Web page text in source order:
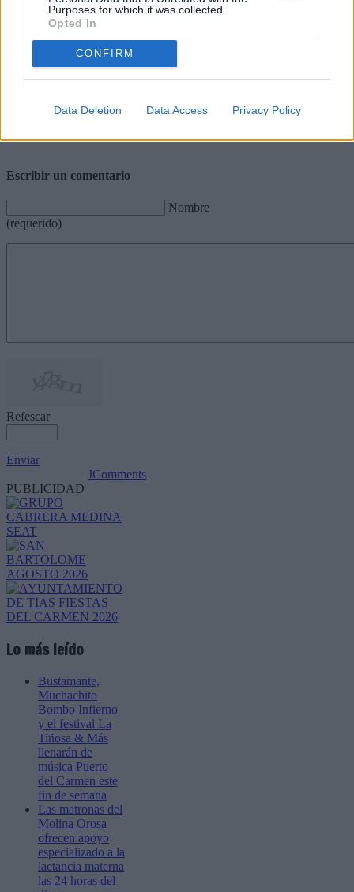
Purposes for which it was collected.
Opted In
CONFIRM
Data Deletion Data Access Privacy Policy
Con esta actuación, el Consejo Insular
de Aguas da un paso decisivo
para corregir una problemática
histórica en Argana, reforzando la
anticipándose a los efectos de futuros
episodios meteorológicos adversos.
Escribir un comentario
Nombre
(requerido)
Refescar
Enviar
JComments
PUBLICIDAD
Lo más leído
Bustamante,
Muchachito
Bombo Infierno
y el festival La
Tiñosa & Más
llenarán de
música Puerto
del Carmen este
fin de semana
Las matronas del
Molina Orosa
ofrecen apoyo
especializado a la
lactancia materna
las 24 horas del